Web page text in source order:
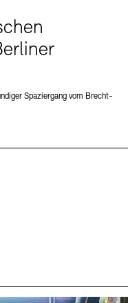
Spaziergang vom Brecht-